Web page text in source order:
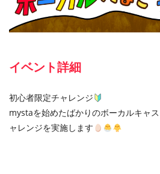
イベント詳細
初心者限定チャレンジ
mystaを始めたばかりのボーカルキャ
ャレンジを実施します